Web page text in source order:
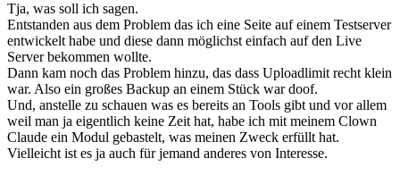
Tja, was soll ich sagen.
Entstanden aus dem Problem das ich eine Seite auf einem Testserver
entwickelt habe und diese dann möglichst einfach auf den Live
Server bekommen wollte.
Dann kam noch das Problem hinzu, das dass Uploadlimit recht klein
war. Also ein großes Backup an einem Stück war doof.
Und, anstelle zu schauen was es bereits an Tools gibt und vor allem
weil man ja eigentlich keine Zeit hat, habe ich mit meinem Clown
Claude ein Modul gebastelt, was meinen Zweck erfüllt hat.
Vielleicht ist es ja auch für jemand anderes von Interesse.